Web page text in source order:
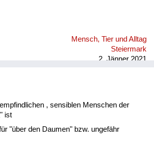
Mensch, Tier und Alltag
Steiermark
2. Jänner 2021
, sensiblen Menschen der
ist
"über den Daumen" bzw. ungefähr